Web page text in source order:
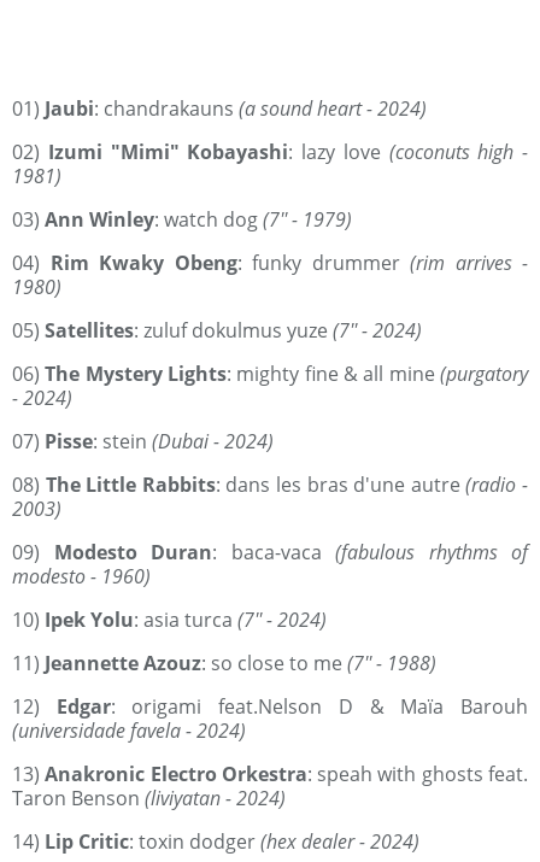
01) Jaubi: chandrakauns (a sound heart - 2024)
02) Izumi "Mimi" Kobayashi: lazy love (coconuts high -
1981)
03) Ann Winley: watch dog(7'' - 1979)
04) Rim Kwaky Obeng: funky drummer(rim arrives -
1980)
05) Satellites: zuluf dokulmus yuze (7'' - 2024)
06)The Mystery Lights: mighty fine & all mine (purgatory
- 2024)
07) Pisse: stein (Dubai - 2024)
08) The Little Rabbits: dans les bras d'une autre (radio -
2003)
09) Modesto Duran: baca-vaca (fabulous rhythms of
modesto - 1960)
10) Ipek Yolu: asia turca (7'' - 2024)
11) Jeannette Azouz: so close to me (7'' - 1988)
12) Edgar: origami feat.Nelson D & Maïa Barouh
(universidade favela - 2024)
13) Anakronic Electro Orkestra: speah with ghosts feat.
Taron Benson (liviyatan - 2024)
14) Lip Critic: toxin dodger(hex dealer - 2024)